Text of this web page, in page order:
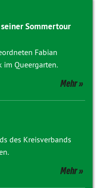
Sommertour
Fabian
im Queergarten.
Mehr
des Kreisverbands
Mehr